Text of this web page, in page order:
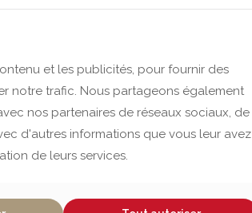
et les publicités, pour fournir des
notre trafic. Nous partageons également
nos partenaires de réseaux sociaux, de
d'autres informations que vous leur avez
de leurs services.